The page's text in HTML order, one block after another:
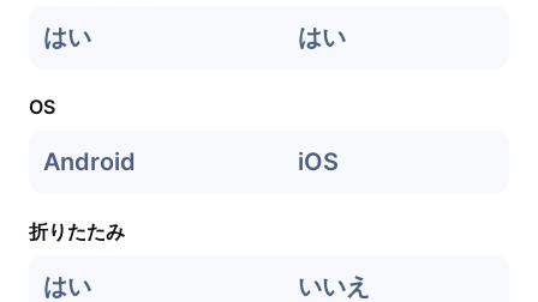
はい はい
OS
Android iOS
折りたたみ
はい いいえ